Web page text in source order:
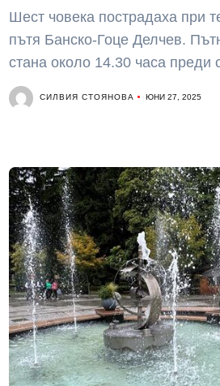
Шест човека пострадаха при
пътя Банско-Гоце Делчев.
стана около 14.30 часа преди
СИЛВИЯ СТОЯНОВА ЮНИ 27, 2025